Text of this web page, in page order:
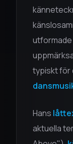
typiskt för
Hans
aktuella